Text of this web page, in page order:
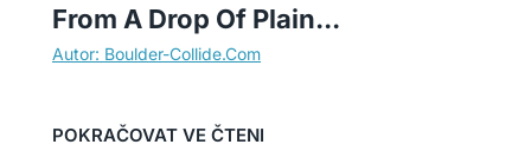
From A Drop Of Plain...